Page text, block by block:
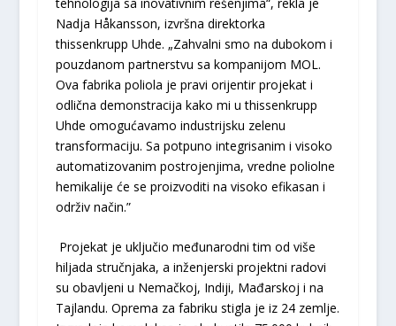
Nadja Håkansson, izvršna direktorka
thissenkrupp Uhde. „Zahvalni smo na dubokom i
pouzdanom partnerstvu sa kompanijom MOL.
Ova fabrika poliola je pravi orijentir projekat i
odlična demonstracija kako mi u thissenkrupp
Uhde omogućavamo industrijsku zelenu
transformaciju. Sa potpuno integrisanim i visoko
automatizovanim postrojenjima, vredne poliolne
hemikalije će se proizvoditi na visoko efikasan i
održiv način.”
Projekat je uključio međunarodni tim od više
hiljada stručnjaka, a inženjerski projektni radovi
su obavljeni u Nemačkoj, Indiji, Mađarskoj i na
Tajlandu. Oprema za fabriku stigla je iz 24 zemlje.